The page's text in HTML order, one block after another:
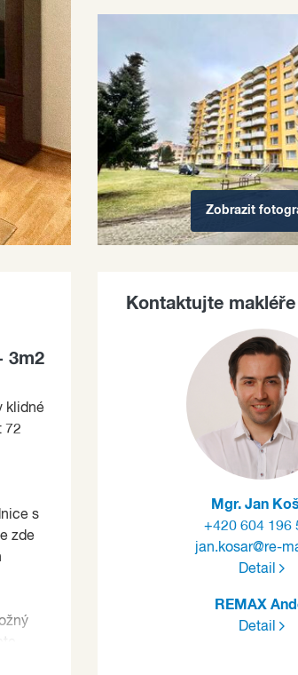
Zobrazit
3m2
klidné
72
s
zde
Kontaktujte
Mgr. Jan
+420 604 196
jan.kosar@re-
Detail
REMAX
Detail